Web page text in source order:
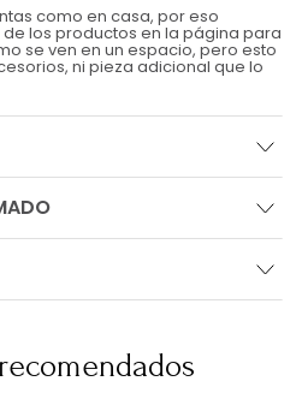
como en casa, por eso
los productos en la página para
se ven en un espacio, pero esto
ni pieza adicional que lo